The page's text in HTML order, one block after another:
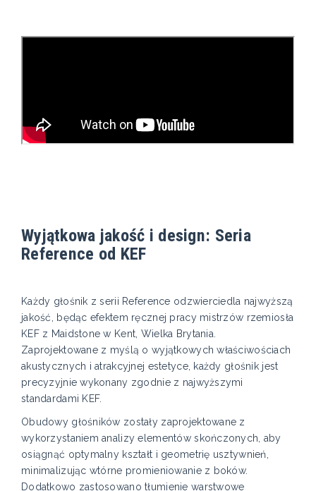
Wyjątkowa jakość i design: Seria
Reference od KEF
Każdy głośnik z serii Reference odzwierciedla najwyższą
jakość, będąc efektem ręcznej pracy mistrzów rzemiosła
KEF z Maidstone w Kent, Wielka Brytania.
Zaprojektowane z myślą o wyjątkowych właściwościach
akustycznych i atrakcyjnej estetyce, każdy głośnik jest
precyzyjnie wykonany zgodnie z najwyższymi
standardami KEF.
Obudowy głośników zostały zaprojektowane z
wykorzystaniem analizy elementów skończonych, aby
osiągnąć optymalny kształt i geometrię usztywnień,
minimalizując wtórne promieniowanie z boków.
Dodatkowo zastosowano tłumienie warstwowe